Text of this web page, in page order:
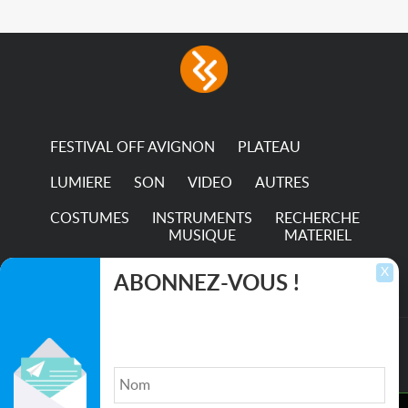
FESTIVAL OFF AVIGNON PLATEAU
LUMIERE SON VIDEO AUTRES
COSTUMES
INSTRUMENTS
MUSIQUE
RECHERCHE
MATERIEL
TRANSPORTS X
ABONNEZ-VOUS !